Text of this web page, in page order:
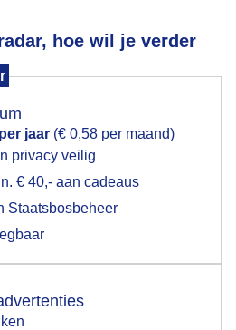
hoe wil je verder
jaar (€ 0,58 per maand)
privacy veilig
€ 40,- aan cadeaus
Staatsbosbeheer
onze wandeling.
gebruiken voor het
akkoord op hebt gegeven,
pop-up uit je browser waarin
toon de popup